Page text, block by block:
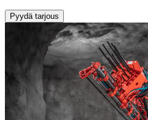
Pyydä tarjous